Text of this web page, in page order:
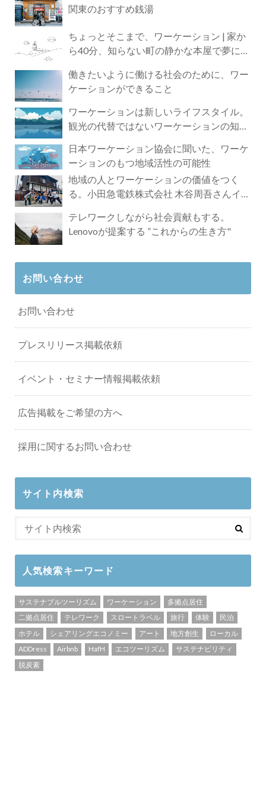
関東のおすすめ銭湯
ちょっとそこまで、ワーケーション | 家か
ら40分、知らない町の静かな本屋で夢に近
働きたいように働ける社会のために、ワー
ケーションができること
ワーケーションは新しいライフスタイル。
観光の代替ではないワーケーションの知ら
日本ワーケーション協会に聞いた、ワーケ
ーションのもつ地域活性の可能性
地域の人とワーケーションの価値をつく
る。小田急電鉄株式会社 木谷周吾さんイン
テレワークしながら社会貢献もする。
Lenovoが提案する ”これからの生き方"
お問い合わせ
お問い合わせ
プレスリリース掲載依頼
イベント・セミナー情報掲載依頼
広告掲載をご希望の方へ
採用に関するお問い合わせ
サイト内検索
人気検索キーワード
サステナブルツーリズム ワーケーション
多拠点居住
二拠点居住
テレワーク スロートラベル 旅行 体験
民泊
ホテル
シェアリングエコノミー アート 地方創生
ローカル
ADDress
Airbnb HafH エコツーリズム
サステナビリティ
脱炭素